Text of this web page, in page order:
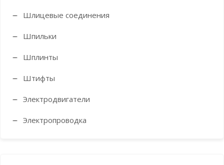
Шлицевые соединения
Шпильки
Шплинты
Штифты
Электродвигатели
Электропроводка